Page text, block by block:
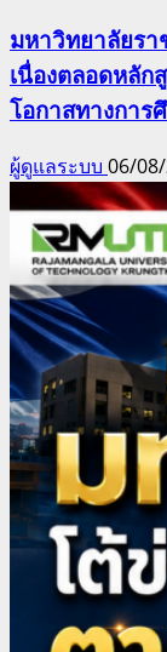
มหาวิทยาลัยร
เนื่องตลอดหลัก
โอกาสทางการ
ผู้ดูแลระบบ 06/